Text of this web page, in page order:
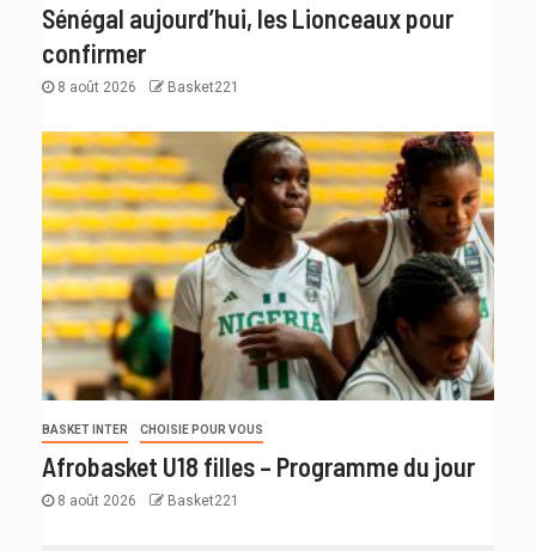
Sénégal aujourd’hui, les Lionceaux pour
confirmer
8 août 2026 Basket221
BASKET INTER CHOISIE POUR VOUS
Afrobasket U18 filles – Programme du jour
8 août 2026 Basket221